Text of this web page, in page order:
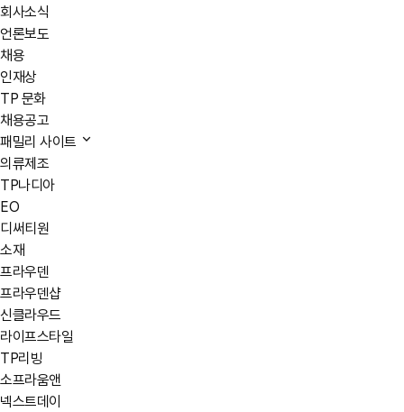
회사소식
언론보도
채용
인재상
TP 문화
채용공고
패밀리 사이트
의류제조
TP나디아
EO
디써티원
소재
프라우덴
프라우덴샵
신클라우드
라이프스타일
TP리빙
소프라움앤
넥스트데이